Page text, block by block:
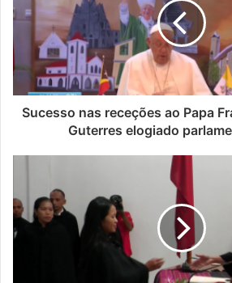
Sucesso nas receções ao Papa
Guterres elogiado